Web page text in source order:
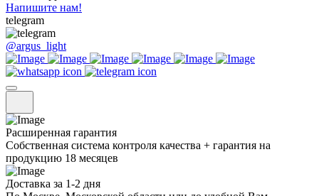
Напишите нам!
telegram
@argus_light
Расширенная гарантия
Собственная система контроля качества + гарантия на
продукцию 18 месяцев
Доставка за 1-2 дня